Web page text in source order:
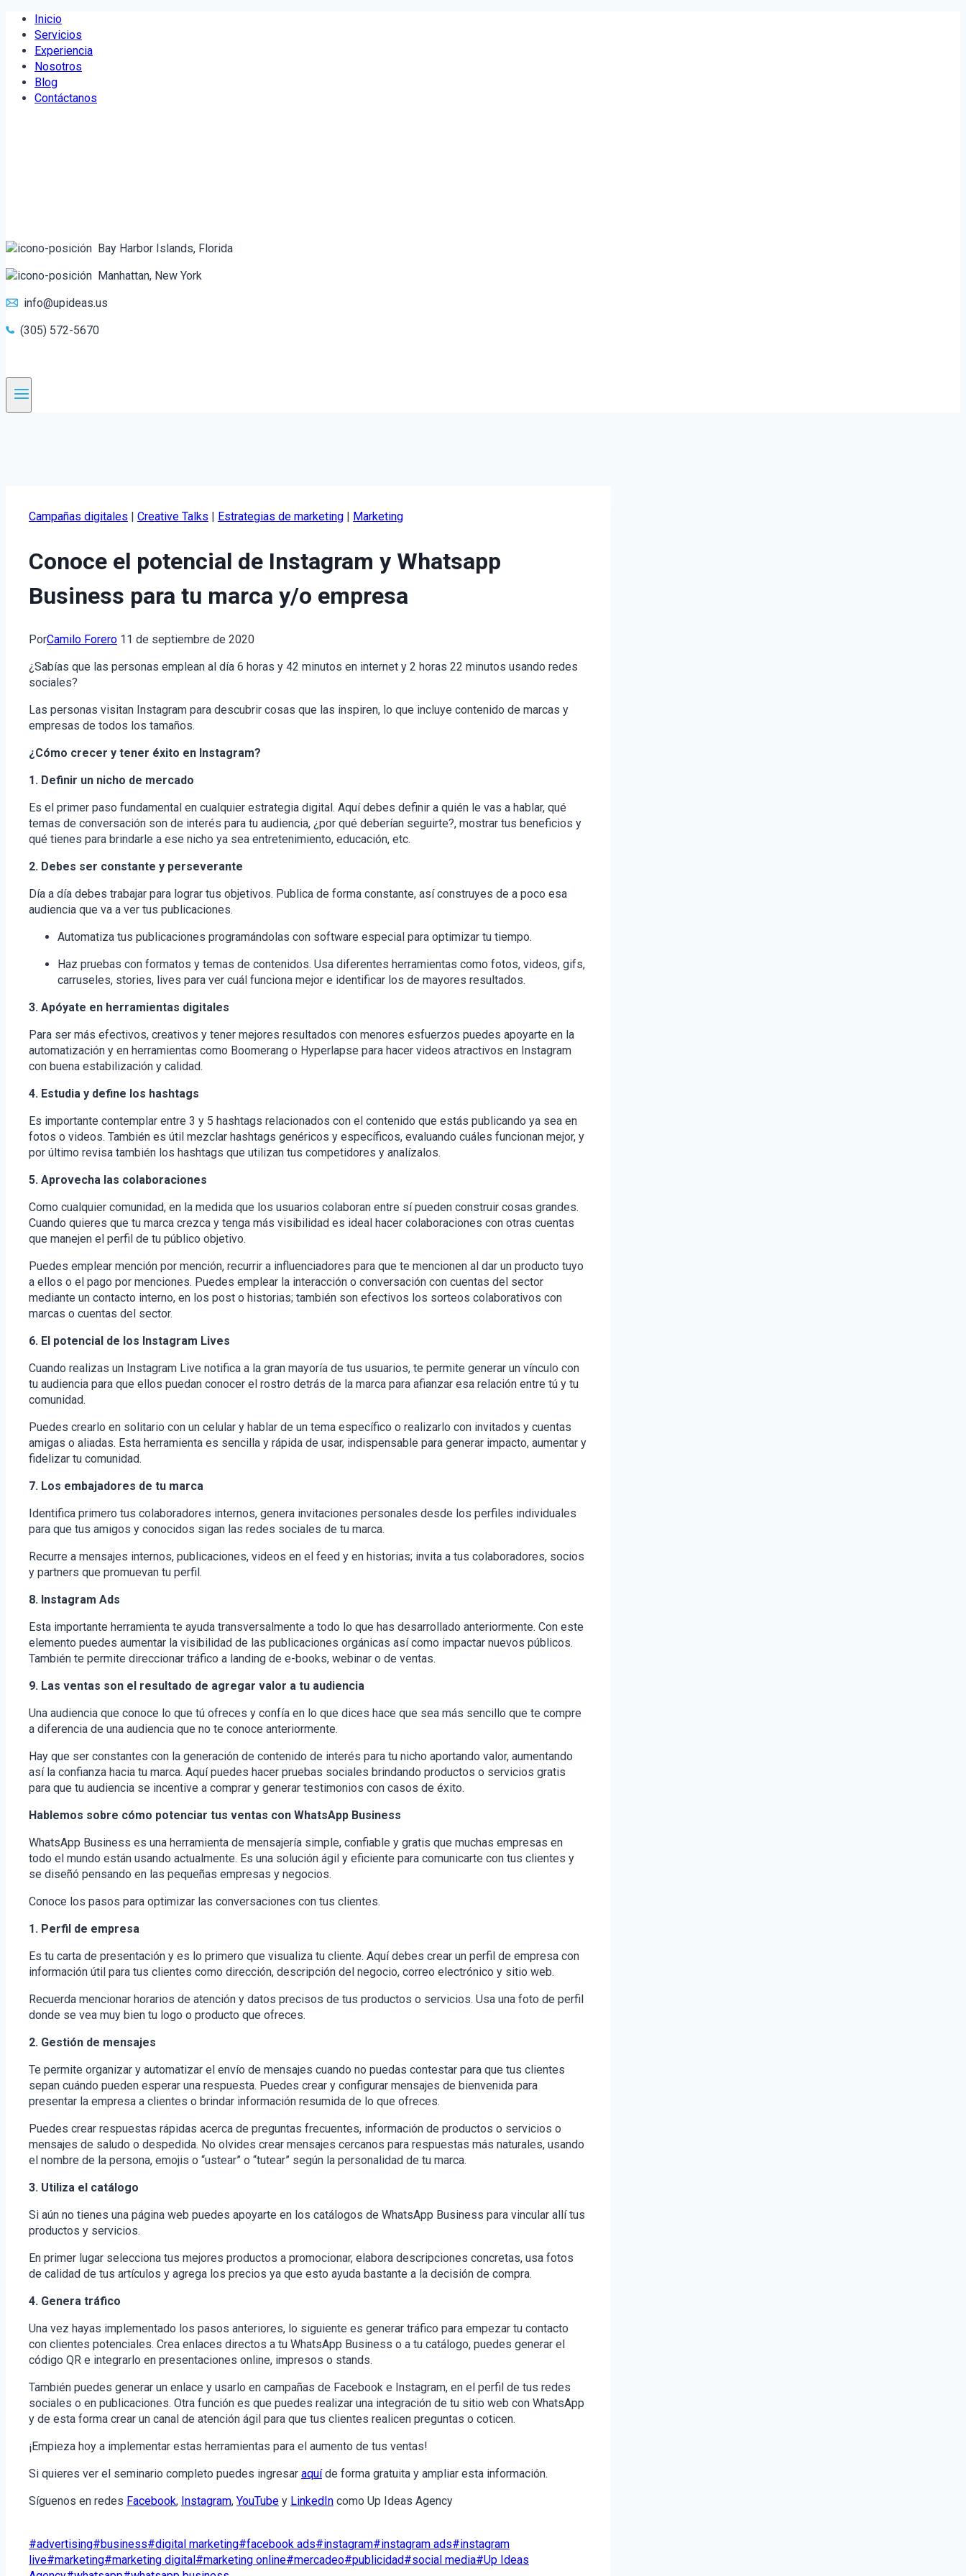
Saltar
contenido
Inicio
Servicios
Experiencia
Nosotros
Blog
Contáctanos
Bay Harbor Islands, Florida
Manhattan, New York
info@upideas.us
(305) 572-5670
Campañas digitales Creative Talks Estrategias de marketing Marketing
Conoce el potencial de Instagram y Whatsapp
Business para tu marca y/o empresa
PorCamilo Forero 11 de septiembre de 2020
¿Sabías que las personas emplean al día 6 horas y 42 minutos en internet y 2 horas 22 minutos usando redes
sociales?
Las personas visitan Instagram para descubrir cosas que las inspiren, lo que incluye contenido de marcas y
empresas de todos los tamaños.
¿Cómo crecer y tener éxito en Instagram?
1. Definir un nicho de mercado
Es el primer paso fundamental en cualquier estrategia digital. Aquí debes definir a quién le vas a hablar, qué
temas de conversación son de interés para tu audiencia, ¿por qué deberían seguirte?, mostrar tus beneficios y
qué tienes para brindarle a ese nicho ya sea entretenimiento, educación, etc.
2. Debes ser constante y perseverante
Día a día debes trabajar para lograr tus objetivos. Publica de forma constante, así construyes de a poco esa
audiencia que va a ver tus publicaciones.
Automatiza tus publicaciones programándolas con software especial para optimizar tu tiempo.
Haz pruebas con formatos y temas de contenidos. Usa diferentes herramientas como fotos, videos, gifs,
carruseles, stories, lives para ver cuál funciona mejor e identificar los de mayores resultados.
3. Apóyate en herramientas digitales
Para ser más efectivos, creativos y tener mejores resultados con menores esfuerzos puedes apoyarte en la
automatización y en herramientas como Boomerang o Hyperlapse para hacer videos atractivos en Instagram
con buena estabilización y calidad.
4. Estudia y define los hashtags
Es importante contemplar entre 3 y 5 hashtags relacionados con el contenido que estás publicando ya sea en
fotos o videos. También es útil mezclar hashtags genéricos y específicos, evaluando cuáles funcionan mejor, y
por último revisa también los hashtags que utilizan tus competidores y analízalos.
5. Aprovecha las colaboraciones
Como cualquier comunidad, en la medida que los usuarios colaboran entre sí pueden construir cosas grandes.
Cuando quieres que tu marca crezca y tenga más visibilidad es ideal hacer colaboraciones con otras cuentas
que manejen el perfil de tu público objetivo.
Puedes emplear mención por mención, recurrir a influenciadores para que te mencionen al dar un producto tuyo
a ellos o el pago por menciones. Puedes emplear la interacción o conversación con cuentas del sector
mediante un contacto interno, en los post o historias; también son efectivos los sorteos colaborativos con
marcas o cuentas del sector.
6. El potencial de los Instagram Lives
Cuando realizas un Instagram Live notifica a la gran mayoría de tus usuarios, te permite generar un vínculo con
tu audiencia para que ellos puedan conocer el rostro detrás de la marca para afianzar esa relación entre tú y tu
comunidad.
Puedes crearlo en solitario con un celular y hablar de un tema específico o realizarlo con invitados y cuentas
amigas o aliadas. Esta herramienta es sencilla y rápida de usar, indispensable para generar impacto, aumentar y
fidelizar tu comunidad.
7. Los embajadores de tu marca
Identifica primero tus colaboradores internos, genera invitaciones personales desde los perfiles individuales
para que tus amigos y conocidos sigan las redes sociales de tu marca.
Recurre a mensajes internos, publicaciones, videos en el feed y en historias; invita a tus colaboradores, socios
y partners que promuevan tu perfil.
8. Instagram Ads
Esta importante herramienta te ayuda transversalmente a todo lo que has desarrollado anteriormente. Con este
elemento puedes aumentar la visibilidad de las publicaciones orgánicas así como impactar nuevos públicos.
También te permite direccionar tráfico a landing de e-books, webinar o de ventas.
9. Las ventas son el resultado de agregar valor a tu audiencia
Una audiencia que conoce lo que tú ofreces y confía en lo que dices hace que sea más sencillo que te compre
a diferencia de una audiencia que no te conoce anteriormente.
Hay que ser constantes con la generación de contenido de interés para tu nicho aportando valor, aumentando
así la confianza hacia tu marca. Aquí puedes hacer pruebas sociales brindando productos o servicios gratis
para que tu audiencia se incentive a comprar y generar testimonios con casos de éxito.
Hablemos sobre cómo potenciar tus ventas con WhatsApp Business
WhatsApp Business es una herramienta de mensajería simple, confiable y gratis que muchas empresas en
todo el mundo están usando actualmente. Es una solución ágil y eficiente para comunicarte con tus clientes y
se diseñó pensando en las pequeñas empresas y negocios.
Conoce los pasos para optimizar las conversaciones con tus clientes.
1. Perfil de empresa
Es tu carta de presentación y es lo primero que visualiza tu cliente. Aquí debes crear un perfil de empresa con
información útil para tus clientes como dirección, descripción del negocio, correo electrónico y sitio web.
Recuerda mencionar horarios de atención y datos precisos de tus productos o servicios. Usa una foto de perfil
donde se vea muy bien tu logo o producto que ofreces.
2. Gestión de mensajes
Te permite organizar y automatizar el envío de mensajes cuando no puedas contestar para que tus clientes
sepan cuándo pueden esperar una respuesta. Puedes crear y configurar mensajes de bienvenida para
presentar la empresa a clientes o brindar información resumida de lo que ofreces.
Puedes crear respuestas rápidas acerca de preguntas frecuentes, información de productos o servicios o
mensajes de saludo o despedida. No olvides crear mensajes cercanos para respuestas más naturales, usando
el nombre de la persona, emojis o “ustear” o “tutear” según la personalidad de tu marca.
3. Utiliza el catálogo
Si aún no tienes una página web puedes apoyarte en los catálogos de WhatsApp Business para vincular allí tus
productos y servicios.
En primer lugar selecciona tus mejores productos a promocionar, elabora descripciones concretas, usa fotos
de calidad de tus artículos y agrega los precios ya que esto ayuda bastante a la decisión de compra.
4. Genera tráfico
Una vez hayas implementado los pasos anteriores, lo siguiente es generar tráfico para empezar tu contacto
con clientes potenciales. Crea enlaces directos a tu WhatsApp Business o a tu catálogo, puedes generar el
código QR e integrarlo en presentaciones online, impresos o stands.
También puedes generar un enlace y usarlo en campañas de Facebook e Instagram, en el perfil de tus redes
sociales o en publicaciones. Otra función es que puedes realizar una integración de tu sitio web con WhatsApp
y de esta forma crear un canal de atención ágil para que tus clientes realicen preguntas o coticen.
¡Empieza hoy a implementar estas herramientas para el aumento de tus ventas!
Si quieres ver el seminario completo puedes ingresar aquíde forma gratuita y ampliar esta información.
Síguenos en redes Facebook, Instagram, YouTube y LinkedIn como Up Ideas Agency
Etiquetas
de
#advertising#business#digital marketing#facebook ads#instagram#instagram ads#instagram
live#marketing#marketing digital #marketing online#mercadeo#publicidad#social media#Up Ideas